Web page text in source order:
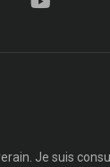
Je suis